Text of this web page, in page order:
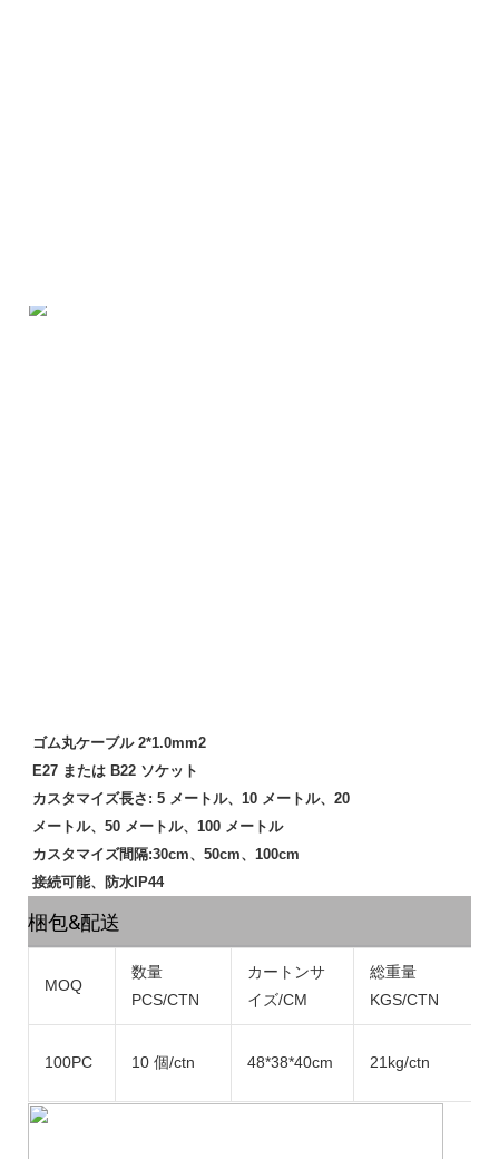
ゴム丸ケーブル 2*1.0mm2
E27 または B22 ソケット
カスタマイズ長さ: 5 メートル、10 メートル、20
メートル、50 メートル、100 メートル
カスタマイズ間隔:30cm、50cm、100cm
接続可能、防水IP44
梱包&配送
MOQ
数量
PCS/CTN
カートンサ
イズ/CM
総重量
KGS/CTN
100PC 10 個/ctn 48*38*40cm 21kg/ctn